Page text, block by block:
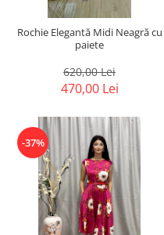
Rochie Elegantă Midi Neagră cu
paiete
620,00 Lei
470,00 Lei
-37%